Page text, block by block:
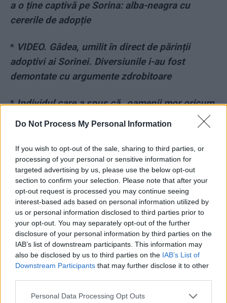
Do Not Process My Personal Information
If you wish to opt-out of the sale, sharing to third parties, or
processing of your personal or sensitive information for
targeted advertising by us, please use the below opt-out
section to confirm your selection. Please note that after your
opt-out request is processed you may continue seeing
interest-based ads based on personal information utilized by
us or personal information disclosed to third parties prior to
your opt-out. You may separately opt-out of the further
disclosure of your personal information by third parties on the
IAB’s list of downstream participants. This information may
also be disclosed by us to third parties on the IAB’s List of
Downstream Participants that may further disclose it to other
Personal Data Processing Opt Outs
a o ține captivă pe Sorina: alba-neagra cu
cererile de adopție
* VIDEO. Gâdea, umilit în direct de părinții
adoptivi ai Sorinei. Diversiunile i-au fost
demontate cu argumente zdrobitoare
*Individul care a spus că „oamenii mor oricum
– și cu, și fără sistem de sănătate” este
ad